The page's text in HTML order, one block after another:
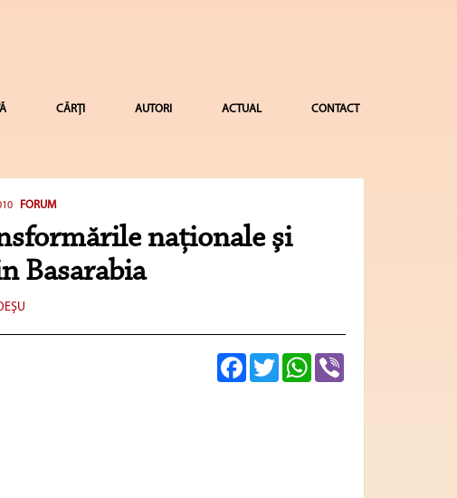
CĂRȚI AUTORI ACTUAL CONTACT
FORUM
naţionale şi
Basarabia
FacebookTwitterWhatsApp